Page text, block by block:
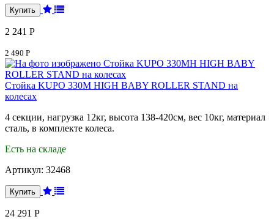
2 241 Р
2 490 Р
Стойка KUPO 330M HIGH BABY ROLLER STAND на
колесах
4 секции, нагрузка 12кг, высота 138-420см, вес 10кг, материал
сталь, в комплекте колеса.
Есть на складе
Артикул: 32468
24 291 Р